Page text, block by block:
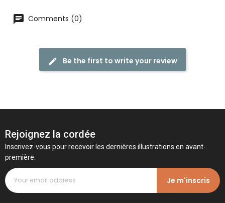
Comments (0)
Be the first to write your review
Rejoignez la cordée
Inscrivez-vous pour recevoir les dernières illustrations en avant-
première.
Je m'inscris